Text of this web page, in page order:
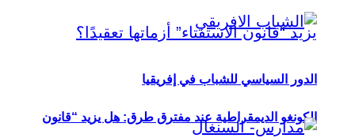
الكونغو الديمقراطية عند مفترق طرق: هل يزيد “قانون
الدور السياسي للشباب في إفريقيا